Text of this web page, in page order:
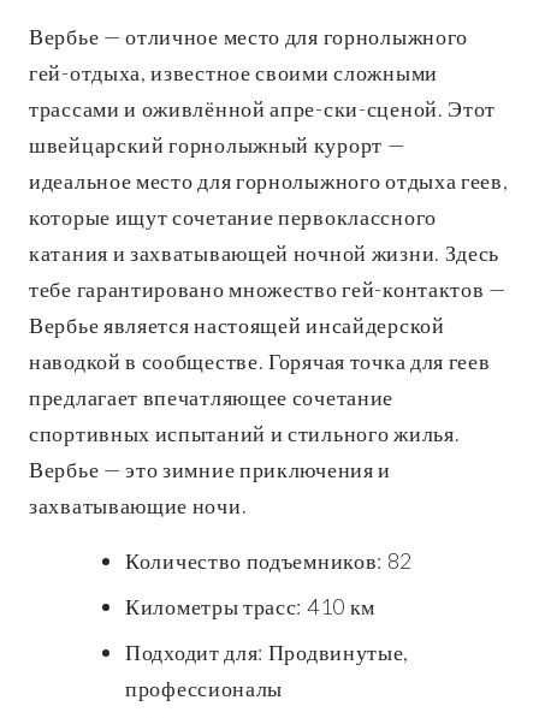
Вербье — отличное место для горнолыжного
гей-отдыха, известное своими сложными
трассами и оживлённой апре-ски-сценой. Этот
швейцарский горнолыжный курорт —
идеальное место для горнолыжного отдыха геев,
которые ищут сочетание первоклассного
катания и захватывающей ночной жизни. Здесь
тебе гарантировано множество гей-контактов —
Вербье является настоящей инсайдерской
наводкой в сообществе. Горячая точка для геев
предлагает впечатляющее сочетание
спортивных испытаний и стильного жилья.
Вербье — это зимние приключения и
захватывающие ночи.
Количество подъемников: 82
Километры трасс: 410 км
Подходит для: Продвинутые,
профессионалы